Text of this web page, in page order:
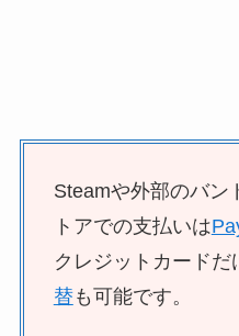
Steamや外部のバン
トアでの支払いは
クレジットカードだ
替も可能です。